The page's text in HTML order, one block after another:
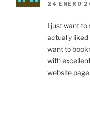
24 ENERO
I just want to
actually liked
want to
with
website page.